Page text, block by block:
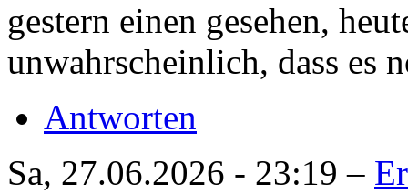
gestern einen gesehen,
unwahrscheinlich, dass es
Antworten
Sa, 27.06.2026 - 23:19 –